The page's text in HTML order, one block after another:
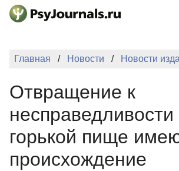
Перейти к основному содержанию
НОВОСТИ
ПОДАТЬ РУКОПИСЬ
КЛЮЧЕВЫЕ СЛОВА
Регистрация
Главная Новости Новости
Отвращение к
несправедливости
горькой пище
происхождение